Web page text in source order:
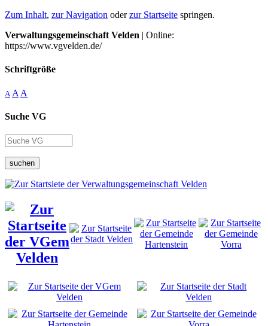
Zum Inhalt, zur Navigation oderzur Startseite springen.
Verwaltungsgemeinschaft Velden | Online:
https://www.vgvelden.de/
Schriftgröße
A A A
Suche VG
suchen